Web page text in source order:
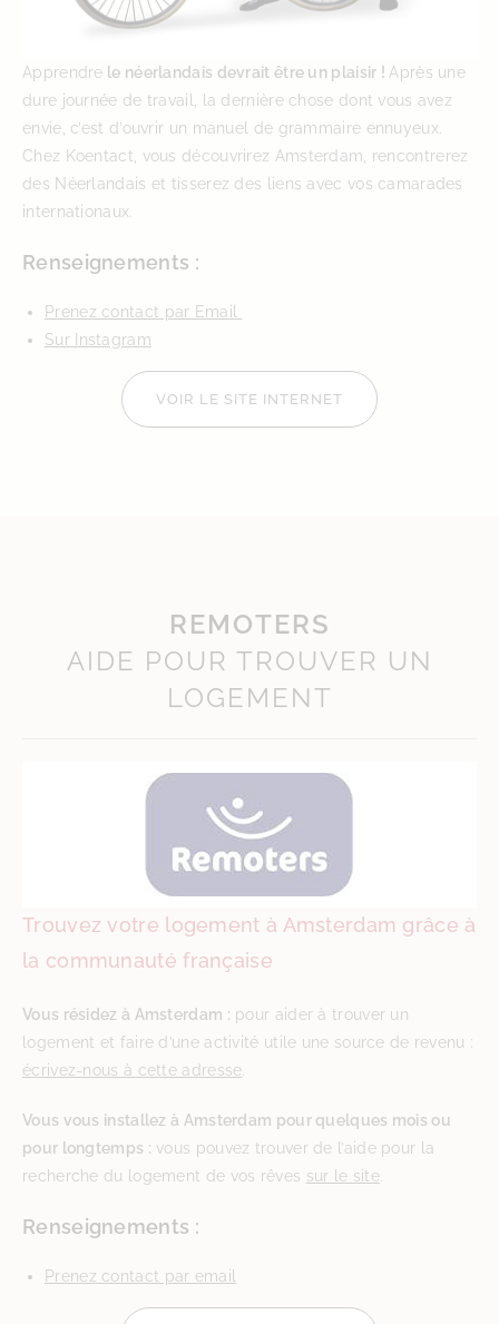
Apprendre le néerlandais devrait être un plaisir ! Après une
dure journée de travail, la dernière chose dont vous avez
envie, c’est d’ouvrir un manuel de grammaire ennuyeux.
Chez Koentact, vous découvrirez Amsterdam, rencontrerez
des Néerlandais et tisserez des liens avec vos camarades
internationaux.
Renseignements :
Prenez contact par Email
Sur Instagram
VOIR LE SITE INTERNET
REMOTERS
AIDE POUR TROUVER UN
LOGEMENT
Trouvez votre logement à Amsterdam grâce à
la communauté française
Vous résidez à Amsterdam : pour aider à trouver un
logement et faire d’une activité utile une source de revenu :
écrivez-nous à cette adresse
Vous vous installez à Amsterdam pour quelques mois ou
pour longtemps : vous pouvez trouver de l’aide pour la
recherche du logement de vos rêves sur le site.
Renseignements :
Prenez contact par email